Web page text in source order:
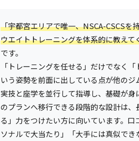
「宇都宮エリアで唯一、NSCA-CSCSを
ウエイトトレーニングを体系的に教えて
です。
「トレーニングを任せる」だけでなく
いう姿勢を前面に出している点が他のジ
実技と座学を並行して指導し、基礎が身
のプランへ移行できる段階的な設計は、
る」力をつけたい方に向いています。口
ソナルで大当たり」「大手には真似でき